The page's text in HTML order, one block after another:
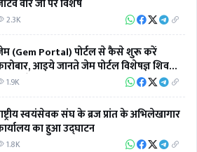
वीर जी पर विशेष
2.3K
(Gem Portal) पोर्टल से कैसे शुरू करें
आइये जानते जेम पोर्टल विशेषज्ञ शिवम्
से
1.9K
स्वयंसेवक संघ के ब्रज प्रांत के अभिलेखागार
का हुआ उद्घाटन
1.8K